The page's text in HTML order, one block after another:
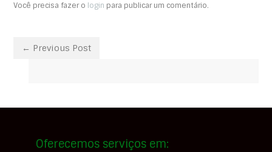
Você precisa fazer o login para publicar um comentário.
← Previous Post
Oferecemos serviços em: